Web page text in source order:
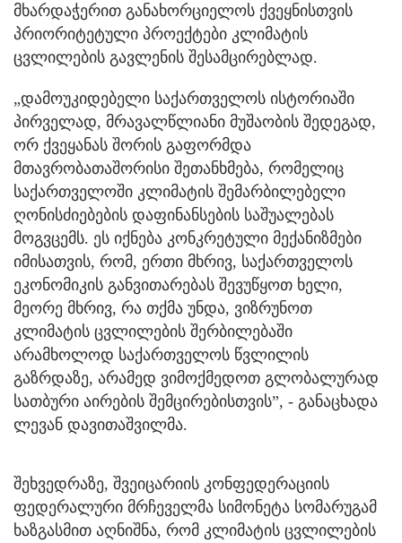
მხარდაჭერით განახორციელოს ქვეყნისთვის
პრიორიტეტული პროექტები კლიმატის
ცვლილების გავლენის შესამცირებლად.
„დამოუკიდებელი საქართველოს ისტორიაში
პირველად, მრავალწლიანი მუშაობის შედეგად,
ორ ქვეყანას შორის გაფორმდა
მთავრობათაშორისი შეთანხმება, რომელიც
საქართველოში კლიმატის შემარბილებელი
ღონისძიებების დაფინანსების საშუალებას
მოგვცემს. ეს იქნება კონკრეტული მექანიზმები
იმისათვის, რომ, ერთი მხრივ, საქართველოს
ეკონომიკის განვითარებას შევუწყოთ ხელი,
მეორე მხრივ, რა თქმა უნდა, ვიზრუნოთ
კლიმატის ცვლილების შერბილებაში
არამხოლოდ საქართველოს წვლილის
გაზრდაზე, არამედ ვიმოქმედოთ გლობალურად
სათბური აირების შემცირებისთვის”, - განაცხადა
ლევან დავითაშვილმა.
შეხვედრაზე, შვეიცარიის კონფედერაციის
ფედერალური მრჩეველმა სიმონეტა სომარუგამ
ხაზგასმით აღნიშნა, რომ კლიმატის ცვლილების